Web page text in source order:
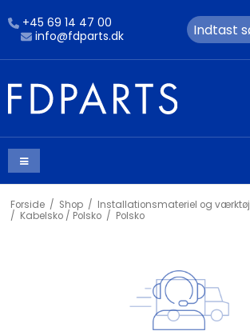
+45 69 14 47 00
info@fdparts.dk
Forside / Shop / Installationsmateriel og værktøj
/ Kabelsko / Polsko / Polsko